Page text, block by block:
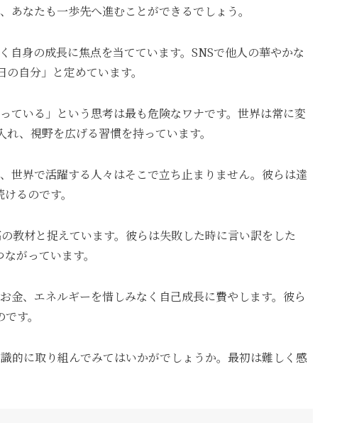
なたも一歩先へ進むことができるでしょう。
身の成長に焦点を当てています。SNSで他人の華やかな
自分」と定めています。
ている」という思考は最も危険なワナです。世界は常に変
、視野を広げる習慣を持っています。
世界で活躍する人々はそこで立ち止まりません。彼らは達
るのです。
教材と捉えています。彼らは失敗した時に言い訳をした
がっています。
金、エネルギーを惜しみなく自己成長に費やします。彼ら
す。
的に取り組んでみてはいかがでしょうか。最初は難しく感